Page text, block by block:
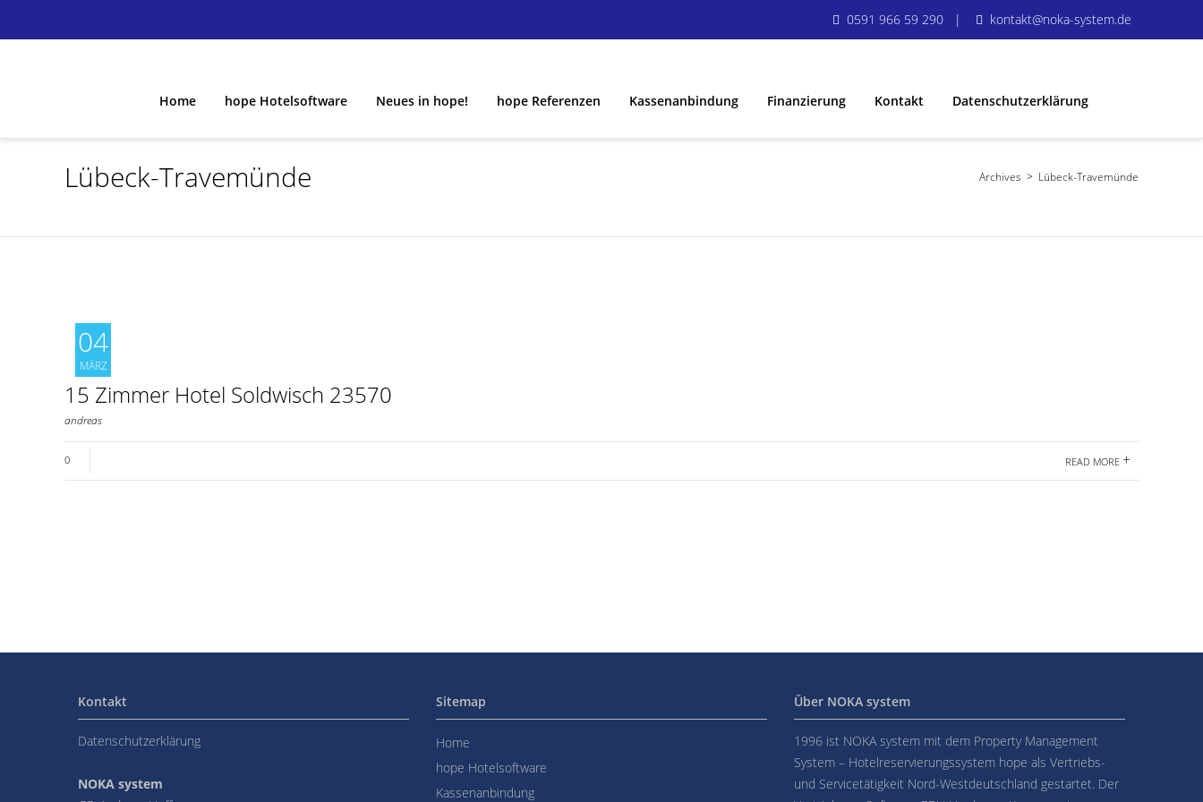
0591 966 59 290 | kontakt@noka-system.de
Home hope Hotelsoftware Neues in hope! hope Referenzen Kassenanbindung Finanzierung Kontakt Datenschutzerklärung
Lübeck-Travemünde Archives > Lübeck-Travemünde
04
MÄRZ
15 Zimmer Hotel Soldwisch 23570
andreas
0 READ MORE +
Kontakt
Datenschutzerklärung
NOKA system
Sitemap
Home
hope Hotelsoftware
Kassenanbindung
Über NOKA system
1996 ist NOKA system mit dem Property Management
System – Hotelreservierungssystem hope als Vertriebs-
und Servicetätigkeit Nord-Westdeutschland gestartet. Der